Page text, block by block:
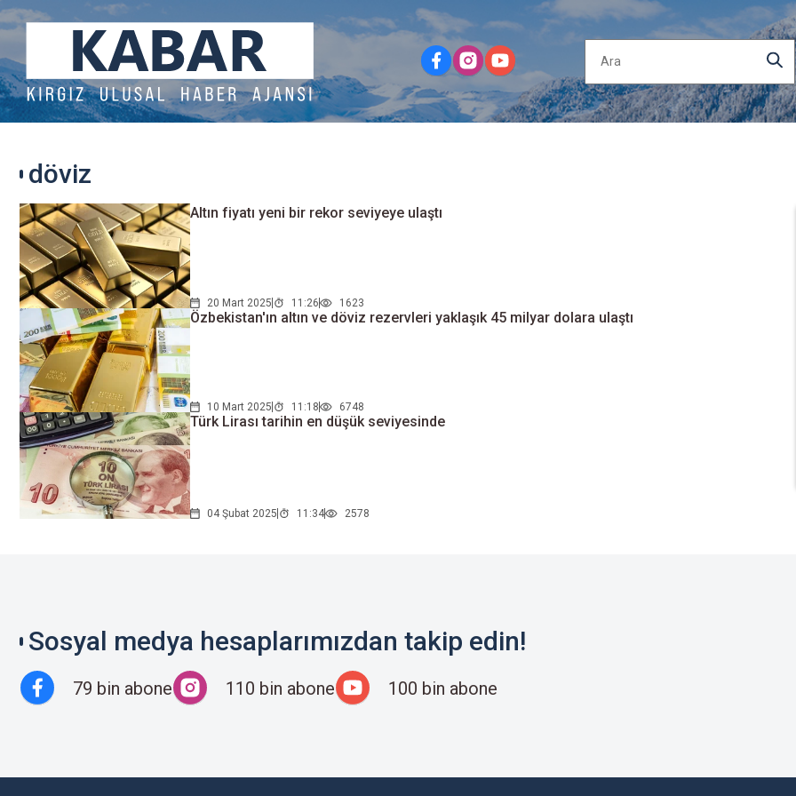
döviz
Altın fiyatı yeni bir rekor seviyeye ulaştı
20 Mart 2025 11:26 1623
Özbekistan'ın altın ve döviz rezervleri yaklaşık 45 milyar dolara ulaştı
10 Mart 2025 11:18 6748
Türk Lirası tarihin en düşük seviyesinde
04 Şubat 2025 11:34 2578
Sosyal medya hesaplarımızdan takip edin!
79 bin abone 110 bin abone 100 bin abone